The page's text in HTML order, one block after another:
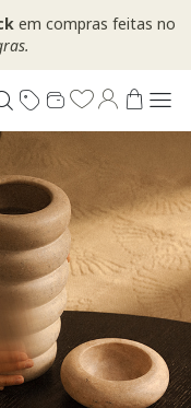
em compras feitas no